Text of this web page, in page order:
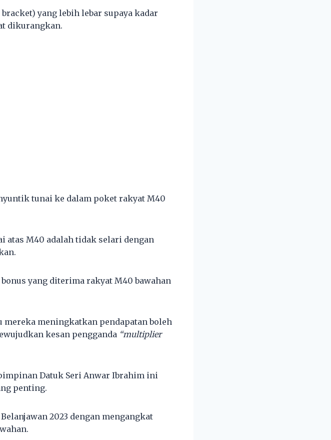
yang lebih lebar supaya kadar
dikurangkan.
tunai ke dalam poket rakyat M40
atas M40 adalah tidak selari dengan
yang diterima rakyat M40 bawahan
meningkatkan pendapatan boleh
kesan pengganda “multiplier
Datuk Seri Anwar Ibrahim ini
penting.
2023 dengan mengangkat